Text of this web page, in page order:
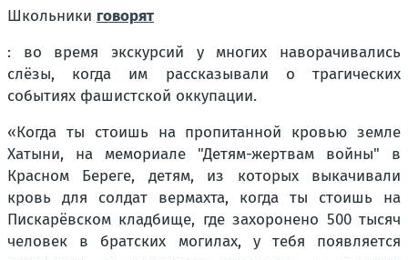
Школьники говорят
: во время экскурсий у многих наворачивались
слёзы, когда им рассказывали о трагических
событиях фашистской оккупации.
«Когда ты стоишь на пропитанной кровью земле
Хатыни, на мемориале "Детям-жертвам войны" в
Красном Береге, детям, из которых выкачивали
кровь для солдат вермахта, когда ты стоишь на
Пискарёвском кладбище, где захоронено 500 тысяч
человек в братских могилах, у тебя появляется